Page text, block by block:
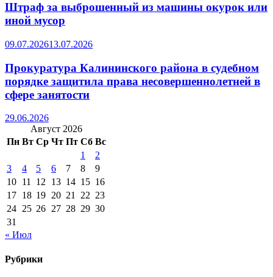
Штраф за выброшенный из машины окурок или
иной мусор
09.07.202613.07.2026
Прокуратура Калининского района в судебном
порядке защитила права несовершеннолетней в
сфере занятости
29.06.2026
Август 2026
Пн Вт Ср Чт Пт Сб Вс
1
2
3
4 5 6 7 8
9
10 11 12 13 14 15 16
17 18 19 20 21 22 23
24 25 26 27 28 29 30
31
« Июл
Рубрики